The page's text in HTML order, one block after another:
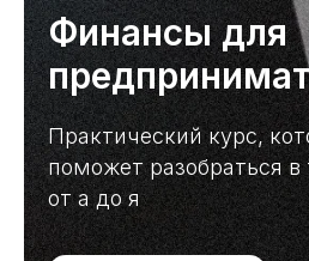
Финансы для
Практический курс,
поможет разобраться
от а до я